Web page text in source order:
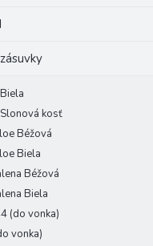
kosť
Béžová
Biela
Béžová
Biela
(do vonka)
vonka)